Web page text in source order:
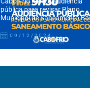
pública para revisar Plano
Municipal de Saneamento
09/12/2024